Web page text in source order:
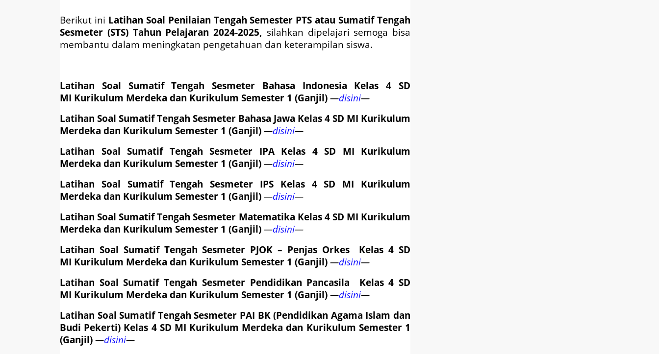
Berikut ini Latihan Soal Penilaian Tengah Semester PTS atau Sumatif Tengah
Sesmeter (STS) Tahun Pelajaran 2024-2025, silahkan dipelajari semoga bisa
membantu dalam meningkatan pengetahuan dan keterampilan siswa.
Latihan Soal Sumatif Tengah Sesmeter Bahasa Indonesia Kelas 4SD
MI Kurikulum Merdeka dan Kurikulum Semester 1 (Ganjil) —disini—
Latihan Soal Sumatif Tengah Sesmeter Bahasa Jawa Kelas 4 SD MI Kurikulum
Merdeka dan Kurikulum Semester 1 (Ganjil) —disini—
Latihan Soal Sumatif Tengah Sesmeter IPA Kelas 4 SD MI Kurikulum
Merdeka dan Kurikulum Semester 1 (Ganjil) —disini—
Latihan Soal Sumatif Tengah Sesmeter IPS Kelas 4SD MI Kurikulum
Merdeka dan Kurikulum Semester 1 (Ganjil) —disini—
Latihan SoalSumatif Tengah Sesmeter Matematika Kelas 4 SD MI Kurikulum
Merdeka dan Kurikulum Semester 1 (Ganjil) —disini—
Latihan Soal Sumatif Tengah Sesmeter PJOK – Penjas Orkes Kelas 4SD
MI Kurikulum Merdeka dan Kurikulum Semester 1 (Ganjil) —disini—
Latihan SoalSumatif Tengah SesmeterPendidikan Pancasila Kelas 4SD
MI Kurikulum Merdeka dan Kurikulum Semester 1 (Ganjil) —disini—
Latihan SoalSumatif Tengah Sesmeter PAI BK (Pendidikan Agama Islam dan
Budi Pekerti) Kelas 4 SD MI Kurikulum Merdeka dan Kurikulum Semester 1
(Ganjil) —disini—